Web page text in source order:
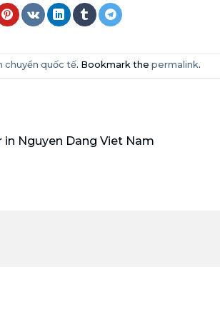
chuyển quốc tế. Bookmark the permalink.
Nguyen Dang Viet Nam